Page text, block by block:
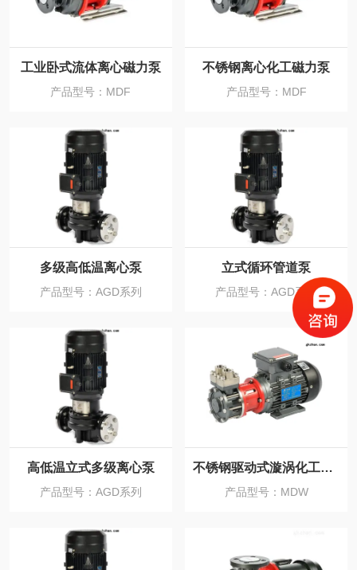
工业卧式流体离心磁力泵
产品型号：MDF
不锈钢离心化工磁力泵
产品型号：MDF
多级高低温离心泵
产品型号：AGD系列
立式循环管道泵
产品型号：AGD系列
高低温立式多级离心泵
产品型号：AGD系列
不锈钢驱动式漩涡化工磁力泵
产品型号：MDW